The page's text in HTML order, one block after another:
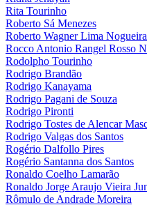
Rita Tourinho
Roberto Sá Menezes
Roberto Wagner Lima Nogueira
Rocco Antonio Rangel Rosso
Rodolpho Tourinho
Rodrigo Brandão
Rodrigo Kanayama
Rodrigo Pagani de Souza
Rodrigo Pironti
Rodrigo Tostes de Alencar
Rodrigo Valgas dos Santos
Rogério Dalfollo Pires
Rogério Santanna dos Santos
Ronaldo Coelho Lamarão
Ronaldo Jorge Araujo Vieira
Rômulo de Andrade Moreira